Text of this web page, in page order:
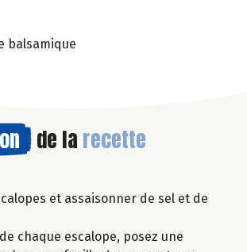
balsamique
de la recette
et assaisonner de sel et de
chaque escalope, posez une